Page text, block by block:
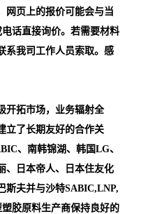
网页上的报价可能会与当
话直接询价。若需要材料
系我司工作人员索取。感
开拓市场，业务辐射全
立了长期友好的合作关
、南韩锦湖、韩国LG、
、日本帝人、日本住友化
斯夫并与沙特SABIC,LNP,
胶原料生产商保持良好的